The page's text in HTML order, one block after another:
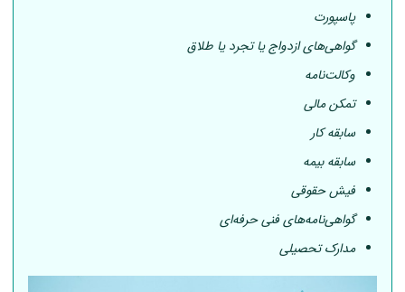
پاسپورت
گواهی‌های ازدواج یا تجرد یا طلاق
وکالت‌نامه
تمکن مالی
سابقه کار
سابقه بیمه
فیش حقوقی
گواهی‌نامه‌های فنی حرفه‌ای
مدارک تحصیلی